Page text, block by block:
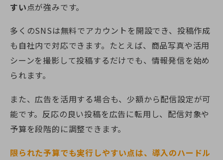
すい点が強みです。
多くのSNSは無料でアカウントを開設でき、投稿作成
も自社内で対応できます。たとえば、商品写真や活用
シーンを撮影して投稿するだけでも、情報発信を始め
られます。
また、広告を活用する場合も、少額から配信設定が可
能です。反応の良い投稿を広告に転用し、配信対象や
予算を段階的に調整できます。
限られた予算でも実行しやすい点は、導入のハードル